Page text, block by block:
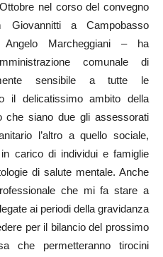
nel corso del convegno
Giovannitti a Campobasso
Marcheggiani – ha
comunale di
sensibile a tutte le
il delicatissimo ambito della
che siano due gli assessorati
l’altro a quello sociale,
carico di individui e famiglie
di salute mentale. Anche
che mi fa stare a
ai periodi della gravidanza
per il bilancio del prossimo
che permetteranno tirocini